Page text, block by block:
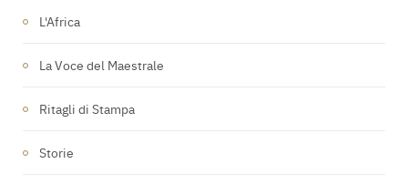
L'Africa
La Voce del Maestrale
Ritagli di Stampa
Storie